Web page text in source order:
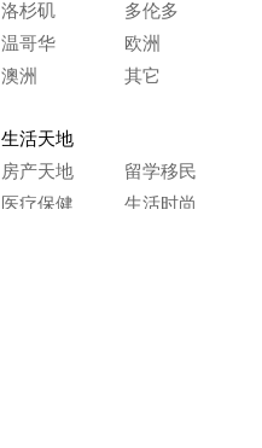
洛杉矶
多伦多
温哥华
欧洲
澳洲
其它
生活天地
房产天地
留学移民
医疗保健
生活时尚